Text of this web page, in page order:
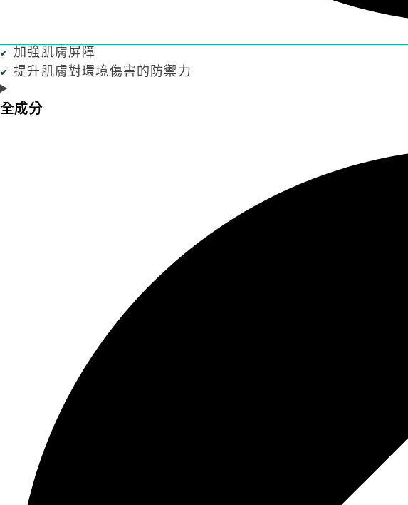
加強肌膚屏障
提升肌膚對環境傷害的防禦力
全成分